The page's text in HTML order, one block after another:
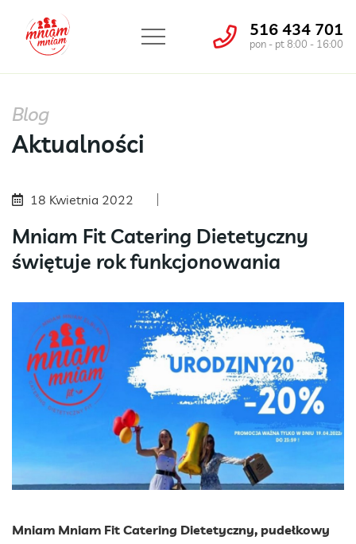
516 434 701
pon - pt 8:00 - 16:00
Blog
Aktualności
18 Kwietnia 2022
Mniam Fit Catering Dietetyczny
świętuje rok funkcjonowania
Mniam Mniam Fit Catering Dietetyczny, pudełkowy